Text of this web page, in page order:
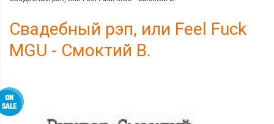
Свадебный рэп, или Feel Fuck
MGU - Смоктий В.